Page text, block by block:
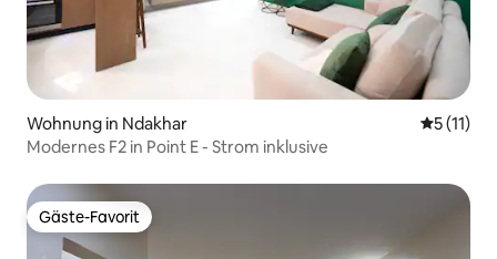
Wohnung in Ndakhar
5 (11)
Modernes F2 in Point E - Strom inklusive
Gäste-Favorit
Gäste-Favorit